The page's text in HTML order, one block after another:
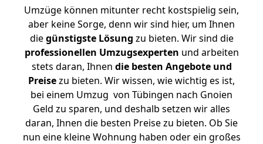
Umzüge können mitunter recht kostspielig sein,
aber keine Sorge, denn wir sind hier, um Ihnen
diegünstigste Lösung zu bieten. Wir sind die
professionellen Umzugsexperten und arbeiten
stets daran, Ihnen die besten Angebote und
Preisezu bieten. Wir wissen, wie wichtig es ist,
bei einem Umzug von Tübingen nach Gnoien
Geld zu sparen, und deshalb setzen wir alles
daran, Ihnen die besten Preise zu bieten. Ob Sie
nun eine kleine Wohnung haben oder ein großes